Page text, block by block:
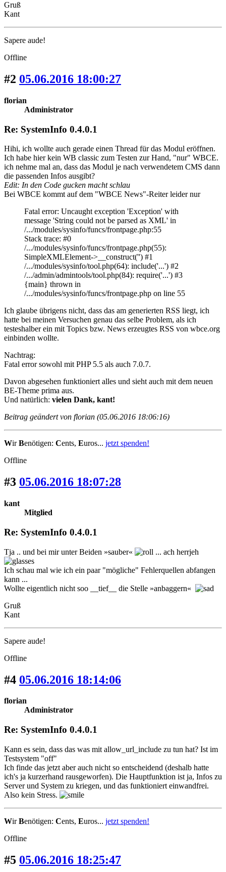
Gruß
Kant
Sapere aude!
Offline
#2 05.06.2016 18:00:27
florian
Administrator
Re: SystemInfo 0.4.0.1
Hihi, ich wollte auch gerade einen Thread für das Modul eröffnen.
Ich habe hier kein WB classic zum Testen zur Hand, "nur" WBCE.
ich nehme mal an, dass das Modul je nach verwendetem CMS dann
die passenden Infos ausgibt?
Edit: In den Code gucken macht schlau
Bei WBCE kommt auf dem "WBCE News"-Reiter leider nur
Fatal error: Uncaught exception 'Exception' with
message 'String could not be parsed as XML' in
/.../modules/sysinfo/funcs/frontpage.php:55
Stack trace: #0
/.../modules/sysinfo/funcs/frontpage.php(55):
SimpleXMLElement->__construct('') #1
/.../modules/sysinfo/tool.php(64): include('...') #2
/.../admin/admintools/tool.php(84): require('...') #3
{main} thrown in
/.../modules/sysinfo/funcs/frontpage.php on line 55
Ich glaube übrigens nicht, dass das am generierten RSS liegt, ich
hatte bei meinen Versuchen genau das selbe Problem, als ich
testeshalber ein mit Topics bzw. News erzeugtes RSS von wbce.org
einbinden wollte.
Nachtrag:
Fatal error sowohl mit PHP 5.5 als auch 7.0.7.
Davon abgesehen funktioniert alles und sieht auch mit dem neuen
BE-Theme prima aus.
Und natürlich: vielen Dank, kant!
Beitrag geändert von florian (05.06.2016 18:06:16)
WirBenötigen: Cents, Euros... jetzt spenden!
Offline
#3 05.06.2016 18:07:28
kant
Mitglied
Re: SystemInfo 0.4.0.1
Tja .. und bei mir unter Beiden »sauber« ... ach herrjeh
Ich schau mal wie ich ein paar "mögliche" Fehlerquellen abfangen
kann ...
Wollte eigentlich nicht soo __tief__ die Stelle »anbaggern«
Gruß
Kant
Sapere aude!
Offline
#4 05.06.2016 18:14:06
florian
Administrator
Re: SystemInfo 0.4.0.1
Kann es sein, dass das was mit allow_url_include zu tun hat? Ist im
Testsystem "off"
Ich finde das jetzt aber auch nicht so entscheidend (deshalb hatte
ich's ja kurzerhand rausgeworfen). Die Hauptfunktion ist ja, Infos zu
Server und System zu kriegen, und das funktioniert einwandfrei.
Also kein Stress.
WirBenötigen: Cents, Euros... jetzt spenden!
Offline
#5 05.06.2016 18:25:47